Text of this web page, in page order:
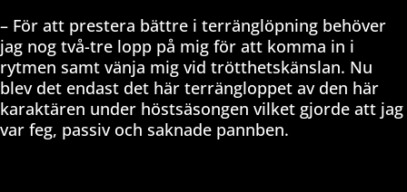
– För att prestera bättre i terränglöpning behöver
jag nog två-tre lopp på mig för att komma in i
rytmen samt vänja mig vid trötthetskänslan. Nu
blev det endast det här terrängloppet av den här
karaktären under höstsäsongen vilket gjorde att jag
var feg, passiv och saknade pannben.